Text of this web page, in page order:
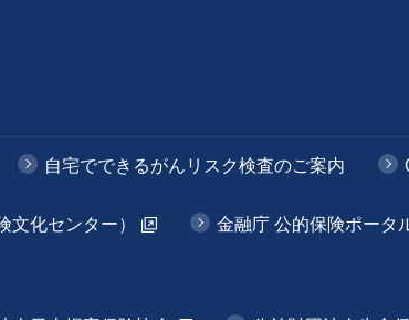
自宅でできるがんリスク検査のご案内
文化センター） 金融庁 公的保険ポータ